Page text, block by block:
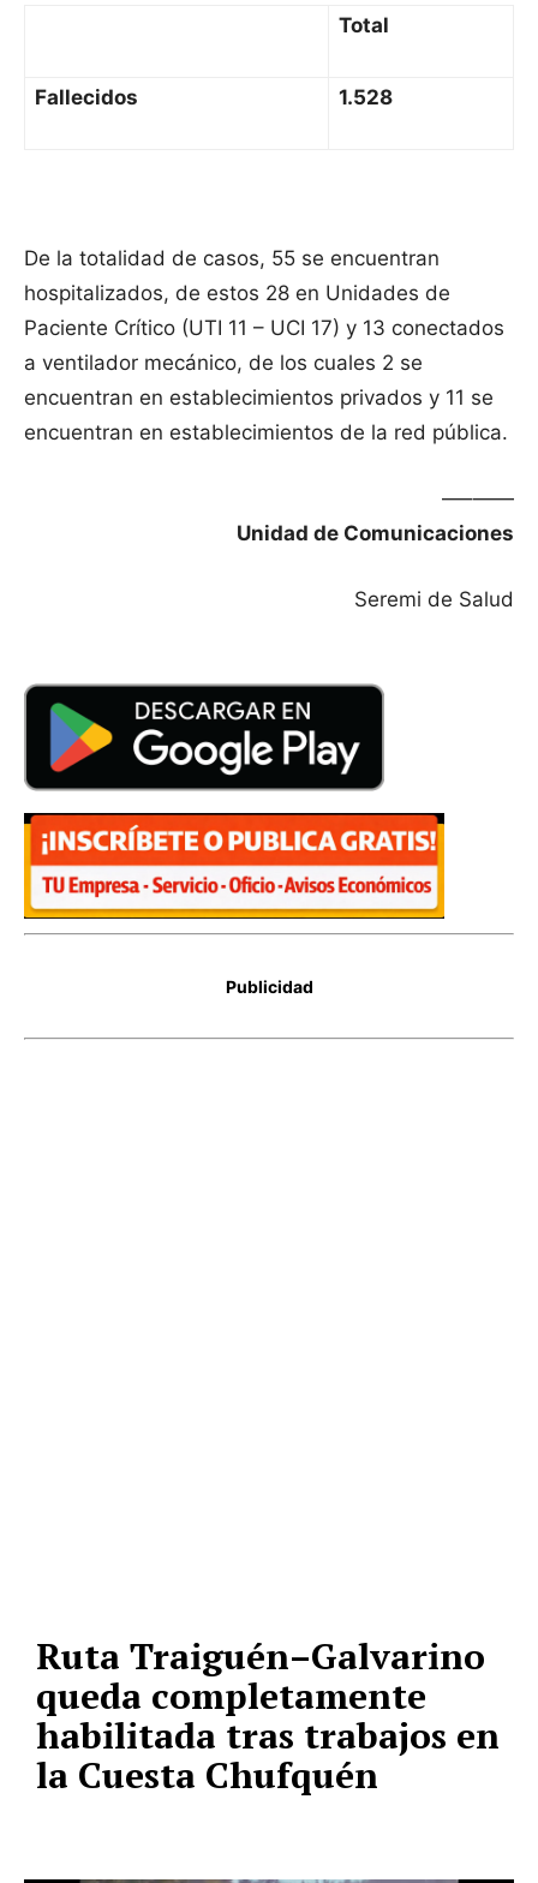
Total
Fallecidos 1.528
De la totalidad de casos, 55 se encuentran
hospitalizados, de estos 28 en Unidades de
Paciente Crítico (UTI 11 – UCI 17) y 13 conectados
a ventilador mecánico, de los cuales 2 se
encuentran en establecimientos privados y 11 se
encuentran en establecimientos de la red pública.
—–——
Unidad de Comunicaciones
Seremi de Salud
Publicidad